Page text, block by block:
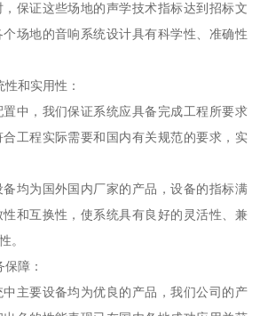
保证这些场地的声学技术指标达到招标文
场地的音响系统设计具有科学性、准确性
和实用性：
中，我们保证系统应具备完成工程所要求
工程实际需要和国内有关规范的要求，实
均为国外国内厂家的产品，设备的指标满
和互换性，使系统具有良好的灵活性、兼
。
障：
主要设备均为优良的产品，我们公司的产